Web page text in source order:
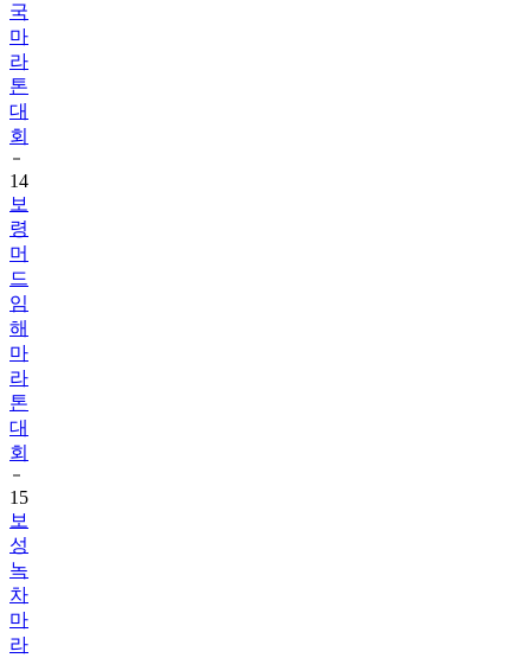
국
마
라
톤
대
회
14
보
령
머
드
임
해
마
라
톤
대
회
15
보
성
녹
차
마
라